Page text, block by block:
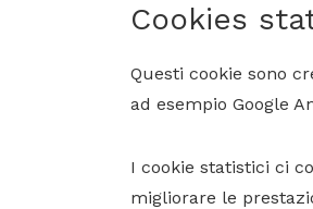
Cookies
Questi cookie sono
ad esempio Google
I cookie statistici ci
migliorare le